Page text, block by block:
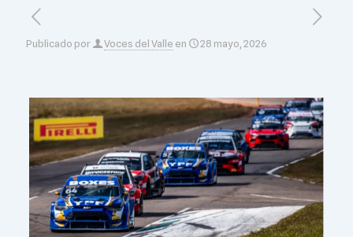
Publicado por Voces del Valle en 28 mayo, 2026